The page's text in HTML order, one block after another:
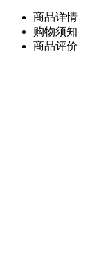
商品详情
购物须知
商品评价